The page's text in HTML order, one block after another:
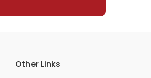
Other Links